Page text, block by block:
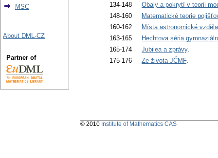
134-148
Obaly a pokrytí v teorii
148-160
Matematické teorie
160-162
Místa astronomické
163-165
Hechtova séria
165-174
Jubilea a zprávy.
175-176
Ze života JČMF.
MSC
About DML-CZ
Partner of
© 2010 Institute of Mathematics CAS